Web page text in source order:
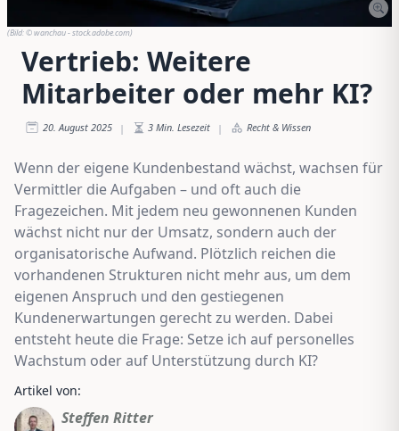
(Bild:© wanchau - stock.adobe.com)
Vertrieb: Weitere
Mitarbeiter oder mehr KI?
20. August 2025 | 3 Min. Lesezeit | Recht & Wissen
Wenn der eigene Kundenbestand wächst, wachsen für
Vermittler die Aufgaben – und oft auch die
Fragezeichen. Mit jedem neu gewonnenen Kunden
wächst nicht nur der Umsatz, sondern auch der
organisatorische Aufwand. Plötzlich reichen die
vorhandenen Strukturen nicht mehr aus, um dem
eigenen Anspruch und den gestiegenen
Kundenerwartungen gerecht zu werden. Dabei
entsteht heute die Frage: Setze ich auf personelles
Wachstum oder auf Unterstützung durch KI?
Artikel von:
Steffen Ritter